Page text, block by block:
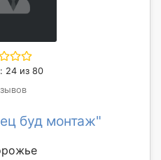
24 из 80
буд монтаж"